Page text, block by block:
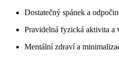
Dostatečný spánek a
Pravidelná fyzická aktivita a
Mentální zdraví a